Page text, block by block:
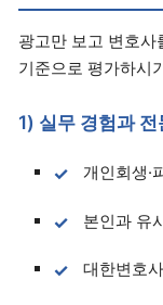
광고만 보고 변호사
기준으로 평가하시
1) 실무 경험과 전
개인회생·
본인과 유
대한변호